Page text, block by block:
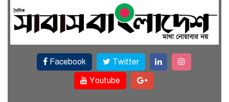
ফেসবুকে যুক্ত হলো বিকাশ, সহজ
হলো ডিজিটাল পেমেন্ট
বৃষ্টি উপেক্ষা করে ‘জুলাই গণঅভ্যুত্থান
স্মৃতি জাদুঘরে’ দর্শনার্থীদের ঢল
Facebook
Twitter
Youtube